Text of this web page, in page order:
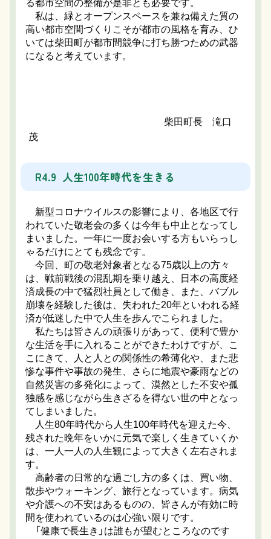
る都市空間の整備が是非とも必要です。
私は、緑とオープンスペースを兼ね備えた質の
高い都市空間づくりこそが都市の風格を育み、ひ
いては柴田町が都市間競争に打ち勝つための武器
になると考えています。
柴田町長 滝口
茂
R4.9 人生100年時代を生きる
新型コロナウイルスの影響により、各地区で行
われていた敬老会の多くは今年も中止となってし
まいました。一年に一度お会いする方もいらっし
ゃるだけにとても残念です。
今回、町の敬老対象者となる75歳以上の方々
は、戦前戦後の混乱期を乗り越え、日本の高度経
済成長の中で猛烈社員として働き、また、バブル
崩壊を経験した後は、失われた20年といわれる経
済が低迷した中で人生を歩んでこられました。
私たちは皆さんの頑張りがあって、便利で豊か
な生活を手に入れることができたわけですが、こ
こにきて、人と人との関係性の希薄化や、また悲
惨な事件や事故の発生、さらに地震や豪雨などの
自然災害の多発化によって、漠然とした不安や孤
独感を感じながら生きざるを得ない世の中となっ
てしまいました。
人生80年時代から人生100年時代を迎えた今、
残された晩年をいかに元気で楽しく生きていくか
は、一人一人の人生観によって大きく左右されま
す。
高齢者の日常的な過ごし方の多くは、買い物、
散歩やウォーキング、旅行となっています。病気
や介護への不安はあるものの、皆さんが有効に時
間を使われているのは心強い限りです。
「健康で長生き」は誰もが望むところなのです